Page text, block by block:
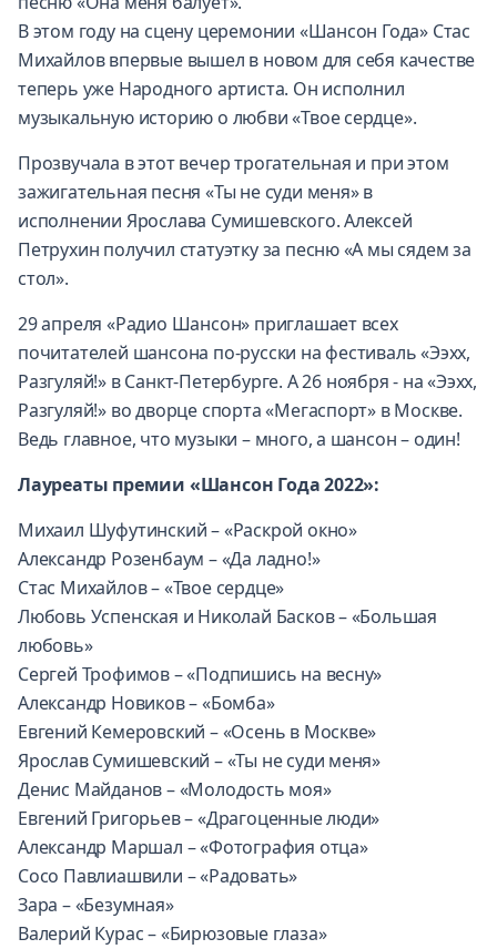
В этом году на сцену церемонии «Шансон Года» Стас
Михайлов впервые вышел в новом для себя качестве
теперь уже Народного артиста. Он исполнил
музыкальную историю о любви «Твое сердце».
Прозвучала в этот вечер трогательная и при этом
зажигательная песня «Ты не суди меня» в
исполнении Ярослава Сумишевского. Алексей
Петрухин получил статуэтку за песню «А мы сядем за
стол».
29 апреля «Радио Шансон» приглашает всех
почитателей шансона по-русски на фестиваль«Ээхх,
Разгуляй!» в Санкт-Петербурге. А 26 ноября - на«Ээхх,
Разгуляй!» во дворце спорта «Мегаспорт» в Москве.
Ведь главное, что музыки – много, а шансон – один!
Лауреаты премии «Шансон Года 2022»:
Михаил Шуфутинский – «Раскрой окно»
Александр Розенбаум – «Да ладно!»
Стас Михайлов – «Твое сердце»
Любовь Успенская и Николай Басков – «Большая
любовь»
Сергей Трофимов – «Подпишись на весну»
Александр Новиков – «Бомба»
Евгений Кемеровский – «Осень в Москве»
Ярослав Сумишевский – «Ты не суди меня»
Денис Майданов – «Молодость моя»
Евгений Григорьев – «Драгоценные люди»
Александр Маршал – «Фотография отца»
Сосо Павлиашвили – «Радовать»
Зара – «Безумная»
Валерий Курас – «Бирюзовые глаза»